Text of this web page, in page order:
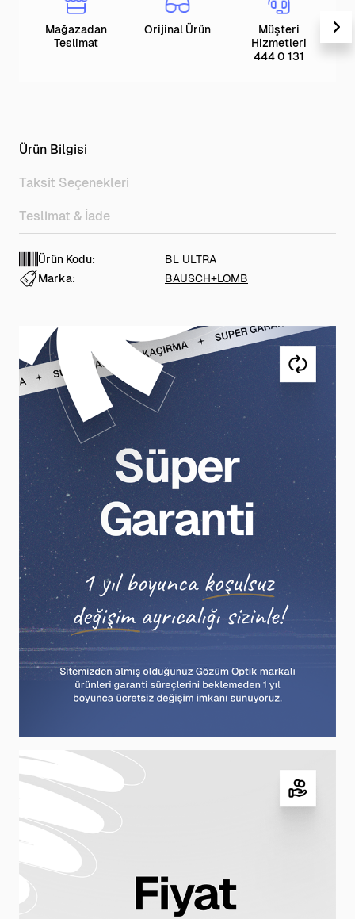
Mağazadan
Teslimat
Orijinal Ürün
Müşteri
Hizmetleri
444 0 131
Ürün Bilgisi
Taksit Seçenekleri
Teslimat & İade
Ürün Kodu:
BL ULTRA
Marka:
BAUSCH+LOMB